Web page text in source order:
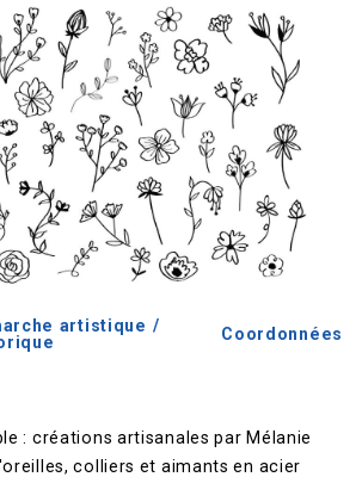
artistique /
Coordonnées
: créations artisanales par Mélanie
colliers et aimants en acier